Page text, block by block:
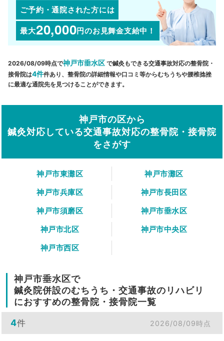
ご予約・通院された方には
最大20,000円のお見舞金支給中！
2026/08/09時点で神戸市垂水区 で鍼灸もできる交通事故対応の整骨院・
接骨院は4件件あり、整骨院の詳細情報や口コミ等からむちうちや腰椎捻挫
に最適な通院先を見つけることができます。
神戸市の区から
鍼灸対応している交通事故対応の整骨院・接骨院
をさがす
神戸市東灘区
神戸市灘区
神戸市兵庫区
神戸市長田区
神戸市須磨区
神戸市垂水区
神戸市北区
神戸市中央区
神戸市西区
神戸市垂水区で
鍼灸院併設のむちうち・交通事故のリハビリ
におすすめの整骨院・接骨院一覧
4件 2026/08/09時点